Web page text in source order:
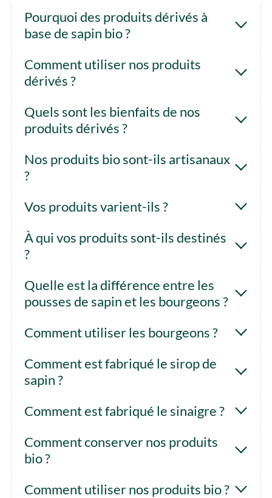
Pourquoi des produits dérivés à
base de sapin bio ?
Comment utiliser nos produits
dérivés ?
Quels sont les bienfaits de nos
produits dérivés ?
Nos produits bio sont-ils artisanaux
?
Vos produits varient-ils ?
À qui vos produits sont-ils destinés
?
Quelle est la différence entre les
pousses de sapin et les bourgeons ?
Comment utiliser les bourgeons ?
Comment est fabriqué le sirop de
sapin ?
Comment est fabriqué le sinaigre ?
Comment conserver nos produits
bio ?
Comment utiliser nos produits bio ?